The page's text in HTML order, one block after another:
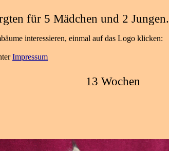
für 5 Mädchen und 2 Jungen.
interessieren, einmal auf das Logo klicken:
Impressum
13 Wochen